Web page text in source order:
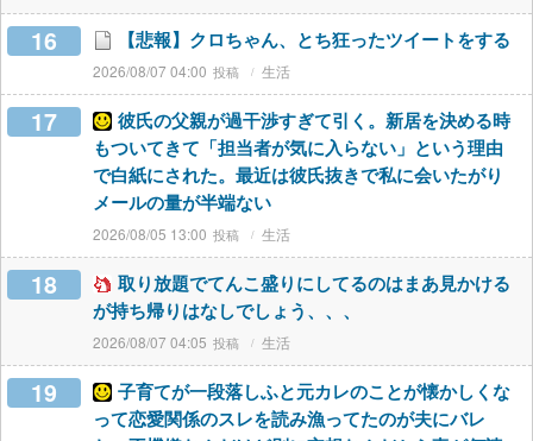
16 【悲報】クロちゃん、とち狂ったツイートをする
2026/08/07 04:00 生活
17
彼氏の父親が過干渉すぎて引く。新居を決める時
もついてきて「担当者が気に入らない」という理由
で白紙にされた。最近は彼氏抜きで私に会いたがり
メールの量が半端ない
2026/08/05 13:00 生活
18
取り放題でてんこ盛りにしてるのはまあ見かける
が持ち帰りはなしでしょう、、、
2026/08/07 04:05 生活
19
子育てが一段落しふと元カレのことが懐かしくな
って恋愛関係のスレを読み漁ってたのが夫にバレ